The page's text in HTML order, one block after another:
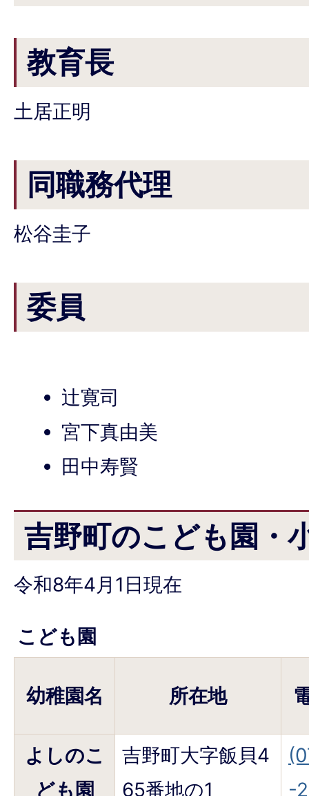
教育長
土居正明
同職務代理
松谷圭子
委員
辻寛司
宮下真由美
田中寿賢
吉野町のこども園・
令和8年4月1日現在
こども園
幼稚園名 所在地
よしのこ
ども園
吉野町大字飯貝4
65番地の1
-